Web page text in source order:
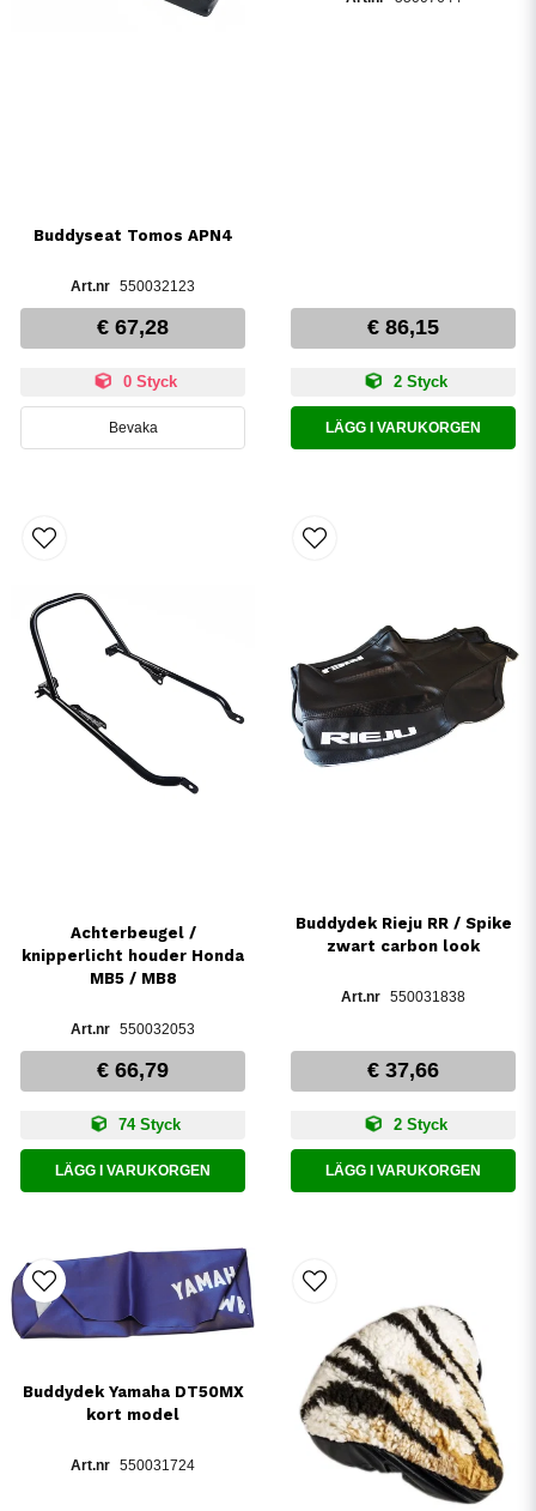
Buddyseat Tomos APN4
550032123
€ 67,28
0 Styck
Bevaka
€ 86,15
2 Styck
LÄGG I VARUKORGEN
Achterbeugel /
knipperlicht houder Honda
MB5 / MB8
550032053
€ 66,79
74 Styck
LÄGG I VARUKORGEN
Buddydek Rieju RR / Spike
zwart carbon look
550031838
€ 37,66
2 Styck
LÄGG I VARUKORGEN
Buddydek Yamaha DT50MX
kort model
550031724